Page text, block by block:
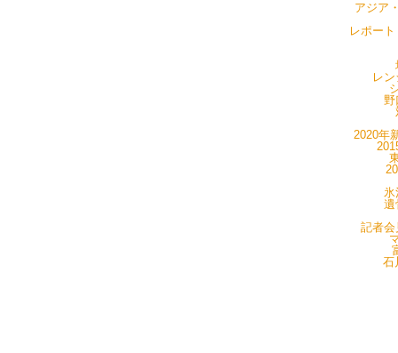
アジア
レポー
レ
野
2020年
氷
遺
記者
石